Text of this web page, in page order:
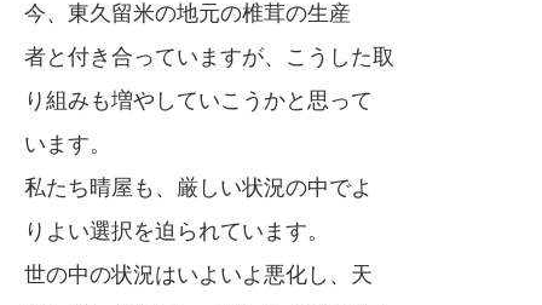
今、東久留米の地元の椎茸の生産
者と付き合っていますが、こうした取
り組みも増やしていこうかと思って
います。
私たち晴屋も、厳しい状況の中でよ
りよい選択を迫られています。
世の中の状況はいよいよ悪化し、天